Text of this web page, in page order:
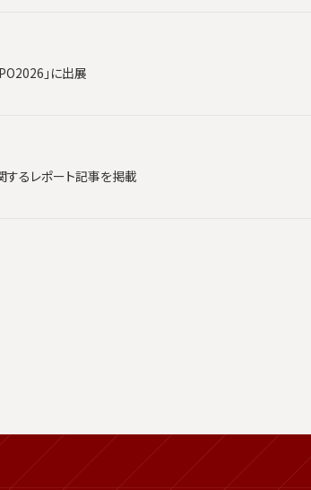
」に出展
するレポート記事を掲載